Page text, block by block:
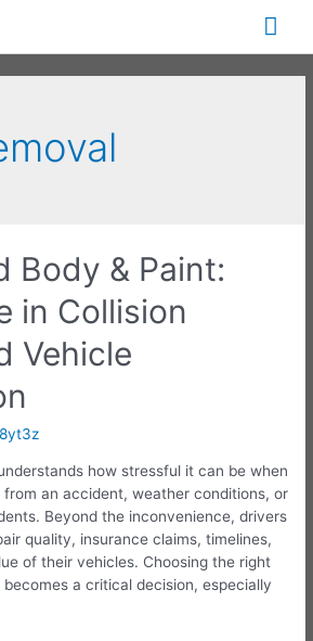
Body & Paint:
in Collision
Vehicle
how stressful it can be when
an accident, weather conditions, or
Beyond the inconvenience, drivers
quality, insurance claims, timelines,
of their vehicles. Choosing the right
a critical decision, especially